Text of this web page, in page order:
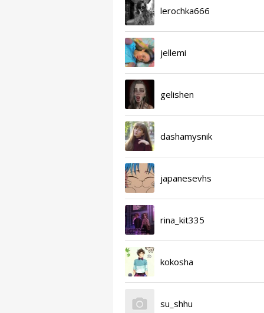
lerochka666
jellemi
gelishen
dashamysnik
japanesevhs
rina_kit335
kokosha
su_shhu